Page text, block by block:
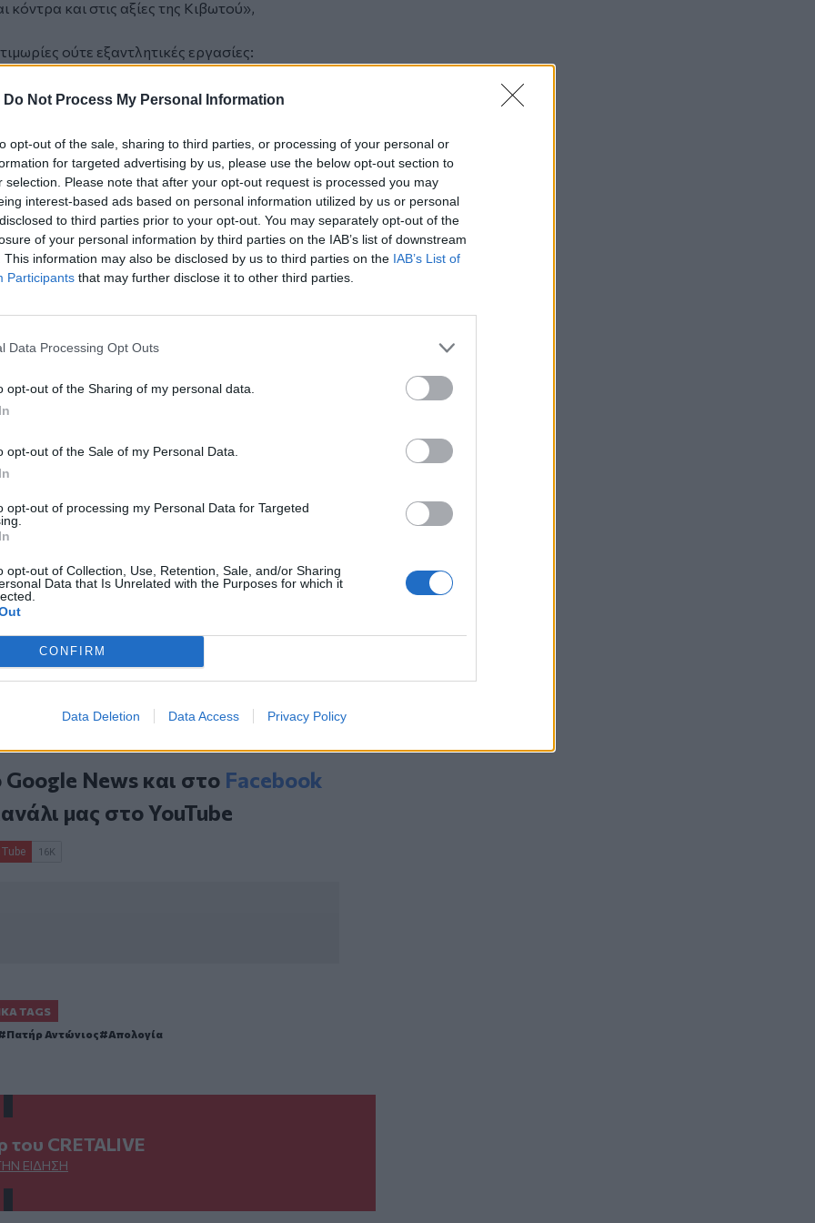
Do Not Process My Personal Information
opt-out of the sale, sharing to third parties, or processing of your personal or
for targeted advertising by us, please use the below opt-out section to
selection. Please note that after your opt-out request is processed you may
interest-based ads based on personal information utilized by us or personal
to third parties prior to your opt-out. You may separately opt-out of the
of your personal information by third parties on the IAB’s list of downstream
This information may also be disclosed by us to third parties on the IAB’s List of
Participants that may further disclose it to other third parties.
Data Processing Opt Outs
opt-out of the Sharing of my personal data.
opt-out of the Sale of my Personal Data.
opt-out of processing my Personal Data for Targeted
opt-out of Collection, Use, Retention, Sale, and/or Sharing
Data that Is Unrelated with the Purposes for which it
CONFIRM
Data Deletion Data Access Privacy Policy
κόντρα και στις αξίες της Κιβωτού»,
ούτε εξαντλητικές εργασίες:
Οποιος ήθελε βοηθούσε. Τα παιδιά
και ταξίδια. Πάντοτε τα
σε επαφή με τη γη και τα ζώα. Ολα
τους, φύτευαν τα δικά τους φυτά. Το
υποστήριξε ο κατηγορούμενος.
ο πατήρ Αντώνιος είπε πως όταν το
Ακαδημία Πλάτωνος έβλεπε τα
ήταν παραβατικά, άλλα που δεν
παραμελημένα παιδιά» να
αθλητικά τμήματα μπάσκετ
έναν χώρο όπως η ενορία. Η πλατεία
να περιφέρονται και κατάλαβα ότι
μοιράζονταν. Κάτι πρέπει να
σχολείο. Ετσι ονόμασα την
Δεν είχαν το μεσημέρι πού
Καταφέραμε να τα γράψουμε
να τρώνε και να διαβάζουν.
τους γονείς τους, πολλά ένιωθαν
κυρίως πνευματικός. Ηθελα να
από την θαλάσσια περιοχή στο
σημείο στην Αρκαδία
στον 5χρονο - "Δεν θέλει να πάει ξανά
Google Newsκαι στο Facebook
μας στοYouTube
TAGS
Πατήρ Αντώνιος Απολογία
του CRETALIVE
ΕΊΔΗΣΗ